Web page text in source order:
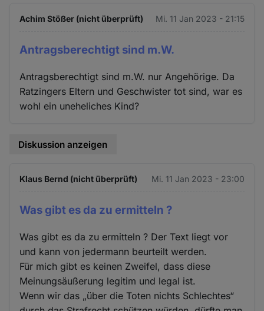
Achim Stößer (nicht überprüft) Mi. 11 Jan 2023 - 21:15
Antragsberechtigt sind m.W.
Antragsberechtigt sind m.W. nur Angehörige. Da
Ratzingers Eltern und Geschwister tot sind, war es
wohl ein uneheliches Kind?
Diskussion anzeigen
Klaus Bernd (nicht überprüft) Mi. 11 Jan 2023 - 23:00
Was gibt es da zu ermitteln ?
Was gibt es da zu ermitteln ? Der Text liegt vor
und kann von jedermann beurteilt werden.
Für mich gibt es keinen Zweifel, dass diese
Meinungsäußerung legitim und legal ist.
Wenn wir das „über die Toten nichts Schlechtes“